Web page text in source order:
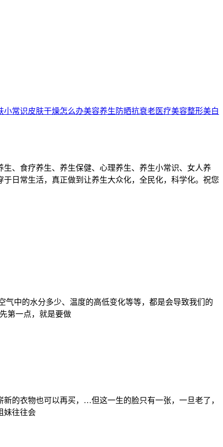
小常识皮肤干燥怎么办美容养生 防晒抗衰老医疗美容整形美白
、食疗养生、养生保健、心理养生、养生小常识、女人养
日常生活，真正做到让养生大众化，全民化，科学化。祝您
中的水分多少、温度的高低变化等等，都是会导致我们的
第一点，就是要做
的衣物也可以再买，…但这一生的脸只有一张，一旦老了，
妹往往会